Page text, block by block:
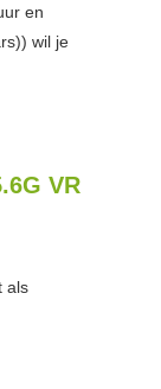
en
wil je
VR
als